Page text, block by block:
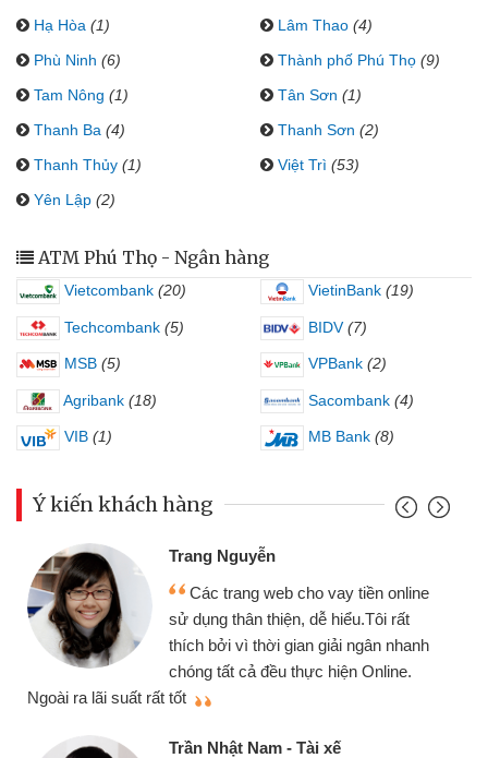
Hạ Hòa (1) Lâm Thao (4)
Phù Ninh (6) Thành phố Phú Thọ (9)
Tam Nông (1) Tân Sơn (1)
Thanh Ba (4) Thanh Sơn (2)
Thanh Thủy (1) Việt Trì (53)
Yên Lập (2)
ATM Phú Thọ - Ngân hàng
Vietcombank (20) VietinBank (19)
Techcombank (5) BIDV (7)
MSB (5) VPBank (2)
Agribank (18) Sacombank (4)
VIB (1) MB Bank (8)
Ý kiến khách hàng
Trang Nguyễn
Các trang web cho vay tiền online
sử dụng thân thiện, dễ hiểu.Tôi rất
thích bởi vì thời gian giải ngân nhanh
chóng tất cả đều thực hiện Online.
Ngoài ra lãi suất rất tốt
Trần Nhật Nam - Tài xế